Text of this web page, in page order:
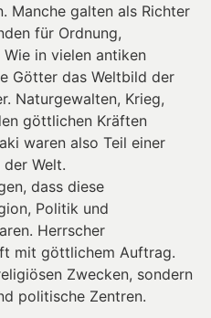
Manche galten als Richter
für Ordnung,
in vielen antiken
Götter das Weltbild der
Naturgewalten, Krieg,
göttlichen Kräften
waren also Teil einer
Welt.
dass diese
Politik und
Herrscher
mit göttlichem Auftrag.
Zwecken, sondern
politische Zentren.